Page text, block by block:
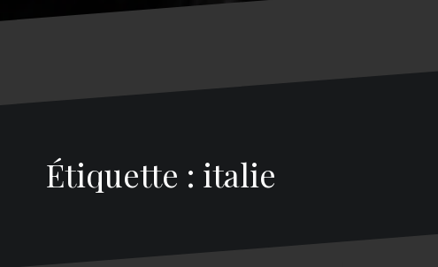
Étiquette : italie